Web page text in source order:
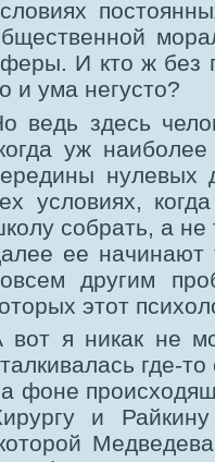
И кто ж без
и ума негусто?
ведь здесь
уж
нулевых
условиях,
собрать, а
ее начинают
другим
этот
вот я никак не
где-
фоне
и